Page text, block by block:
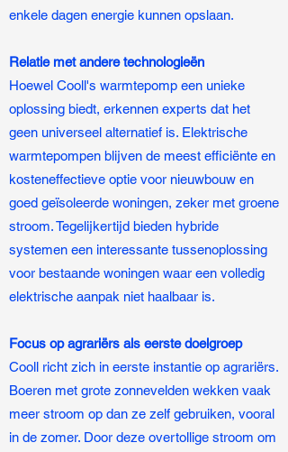
enkele dagen energie kunnen opslaan.
Relatie met andere technologieën
Hoewel Cooll's warmtepomp een unieke
oplossing biedt, erkennen experts dat het
geen universeel alternatief is. Elektrische
warmtepompen blijven de meest efficiënte en
kosteneffectieve optie voor nieuwbouw en
goed geïsoleerde woningen, zeker met groene
stroom. Tegelijkertijd bieden hybride
systemen een interessante tussenoplossing
voor bestaande woningen waar een volledig
elektrische aanpak niet haalbaar is.
Focus op agrariërs als eerste doelgroep
Cooll richt zich in eerste instantie op agrariërs.
Boeren met grote zonnevelden wekken vaak
meer stroom op dan ze zelf gebruiken, vooral
in de zomer. Door deze overtollige stroom om